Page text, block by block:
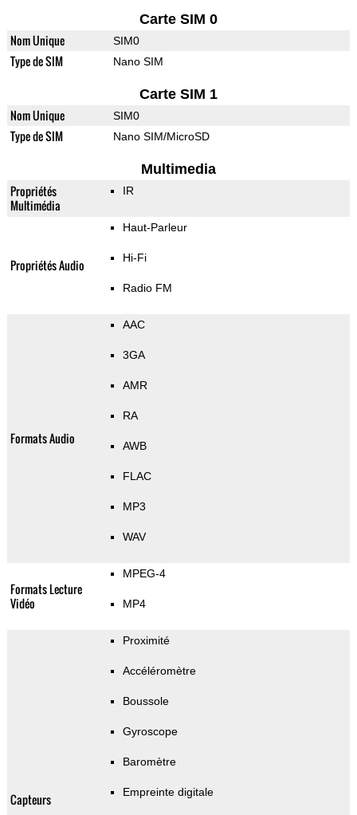
Carte SIM 0
Nom Unique SIM0
Type de SIM Nano SIM
Carte SIM 1
Nom Unique SIM0
Type de SIM Nano SIM/MicroSD
Multimedia
Propriétés
Multimédia
IR
Propriétés Audio
Haut-Parleur
Hi-Fi
Radio FM
Formats Audio
AAC
3GA
AMR
RA
AWB
FLAC
MP3
WAV
Formats Lecture
Vidéo
MPEG-4
MP4
Capteurs
Proximité
Accéléromètre
Boussole
Gyroscope
Baromètre
Empreinte digitale